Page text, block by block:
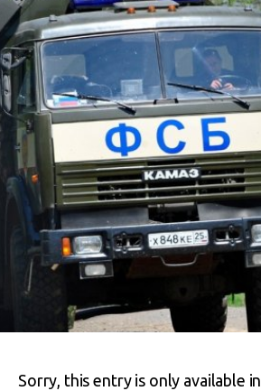
Sorry, this entry is only available in